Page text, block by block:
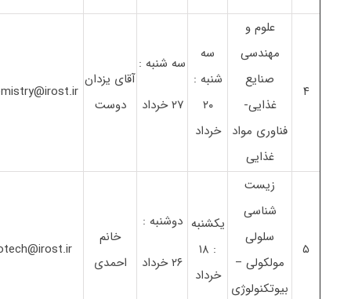
۴
علوم و
مهندسی
صنایع
غذایی-
فناوری مواد
غذایی
سه
شنبه :
۲۰
خرداد
سه شنبه :
۲۷ خرداد
آقای یزدان
دوست
۵
زیست
شناسی
سلولی
مولکولی –
بیوتکنولوژی
یکشنبه
: ۱۸
خرداد
دوشنبه :
۲۶ خرداد
خانم
احمدی